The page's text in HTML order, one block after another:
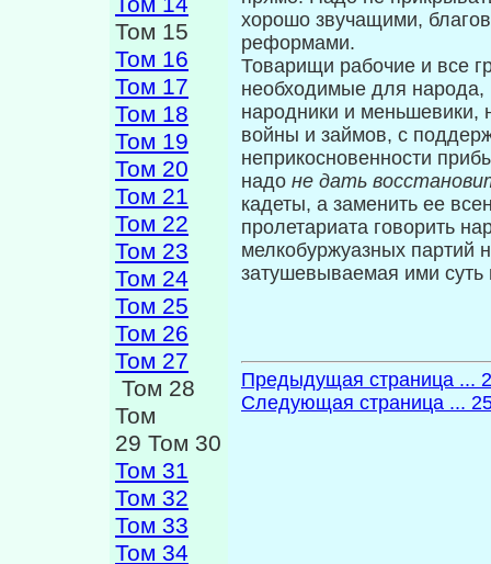
Том 15
Том 16
Том 17
Том 18
Том 19
Том 20
Том 21
Том 22
Том 23
Том 24
Том 25
Том 26
Том 27
Том 28
Том
29 Том 30
Том 31
Том 32
Том 33
Том 34
хорошо звучащими,
реформами.
Товарищи рабочие и все
необходимые для
народники и меньшевики,
войны и займов, с
неприкосновенности
надо не дать
кадеты, а заменить ее
пролетариа­та говорить
мелкобуржуазных партий
затушевываемая ими
Предыдущая страница ...
Следующая страница ...